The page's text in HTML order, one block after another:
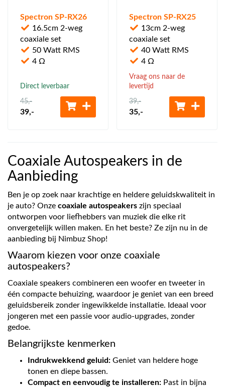
Spectron SP-RX26
16.5cm 2-weg
coaxiale set
50 Watt RMS
4 Ω
Direct leverbaar
45,-
39,-
Spectron SP-RX25
13cm 2-weg
coaxiale set
40 Watt RMS
4 Ω
Vraag ons naar de
levertijd
39,-
35,-
Coaxiale Autospeakers in de
Aanbieding
Ben je op zoek naar krachtige en heldere geluidskwaliteit in
je auto? Onze coaxiale autospeakers zijn speciaal
ontworpen voor liefhebbers van muziek die elke rit
onvergetelijk willen maken. En het beste? Ze zijn nu in de
aanbieding bij Nimbuz Shop!
Waarom kiezen voor onze coaxiale
autospeakers?
Coaxiale speakers combineren een woofer en tweeter in
één compacte behuizing, waardoor je geniet van een breed
geluidsbereik zonder ingewikkelde installatie. Ideaal voor
jongeren met een passie voor audio-upgrades, zonder
gedoe.
Belangrijkste kenmerken
Indrukwekkend geluid: Geniet van heldere hoge
tonen en diepe bassen.
Compact en eenvoudig te installeren: Past in bijna